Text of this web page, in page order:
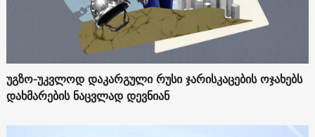
უგზო-უკვლოდ დაკარგული რუსი ჯარისკაცების ოჯახებს
დახმარების ნაცვლად დევნიან